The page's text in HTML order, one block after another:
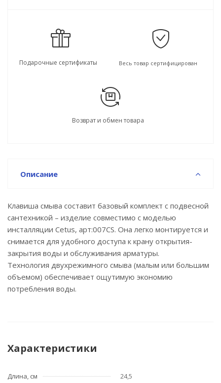
Подарочные сертификаты Весь товар сертифицирован
Возврат и обмен товара
Описание
Клавиша смыва составит базовый комплект с подвесной
сантехникой – изделие совместимо с моделью
инсталляции Cetus, арт:007CS. Она легко монтируется и
снимается для удобного доступа к крану открытия-
закрытия воды и обслуживания арматуры.
Технология двухрежимного смыва (малым или большим
объемом) обеспечивает ощутимую экономию
потребления воды.
Характеристики
Длина, см 24,5